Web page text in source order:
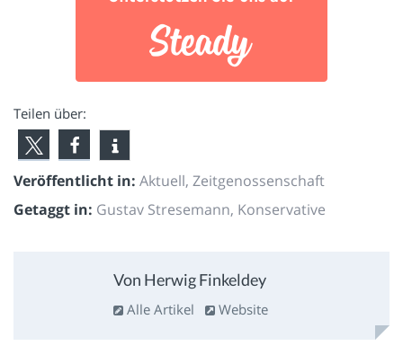
Teilen über:
Veröffentlicht in: Aktuell, Zeitgenossenschaft
Getaggt in: Gustav Stresemann, Konservative
Von Herwig Finkeldey
Alle Artikel Website